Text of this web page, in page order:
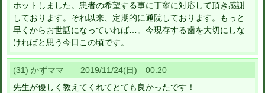
ホットしました。患者の希望する事に丁寧に対応して頂き感謝
しております。それ以来、定期的に通院しております。もっと
早くからお世話になっていれば…。今現存する歯を大切にしな
ければと思う今日この頃です。
(31) かずママ 2019/11/24(日) 00:20
先生が優しく教えてくれてとても良かったです！